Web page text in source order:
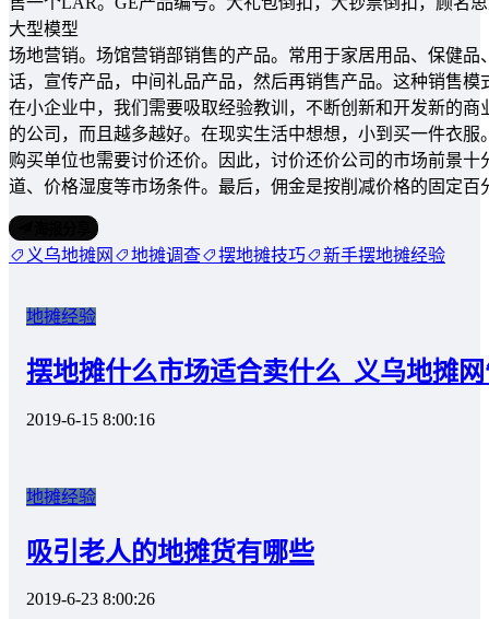
大型模型
场地营销。场馆营销部销售的产品。常用于家居用品、保健
话，宣传产品，中间礼品产品，然后再销售产品。这种销售
在小企业中，我们需要吸取经验教训，不断创新和开发新的
的公司，而且越多越好。在现实生活中想想，小到买一件衣
购买单位也需要讨价还价。因此，讨价还价公司的市场前景
道、价格湿度等市场条件。最后，佣金是按削减价格的固定百
义乌地摊网 地摊调查 摆地摊技巧 新手摆地摊经验
地摊经验
摆地摊什么市场适合卖什么_义乌地摊
2019-6-15 8:00:16
地摊经验
吸引老人的地摊货有哪些
2019-6-23 8:00:26